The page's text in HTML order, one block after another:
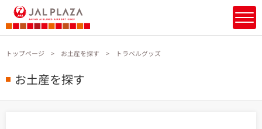
トップページ お土産を探す トラベルグッズ
お土産を探す